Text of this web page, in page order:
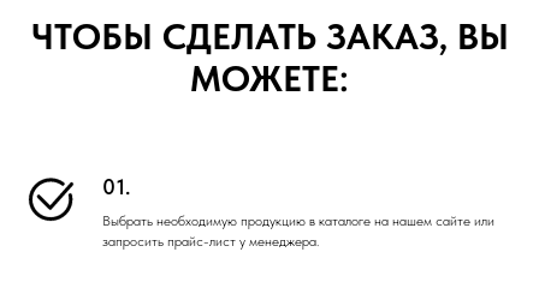
ЧТОБЫ СДЕЛАТЬ ЗАКАЗ, ВЫ
МОЖЕТЕ:
01.
Выбрать необходимую продукцию в каталоге на нашем сайте или
запросить прайс-лист у менеджера.